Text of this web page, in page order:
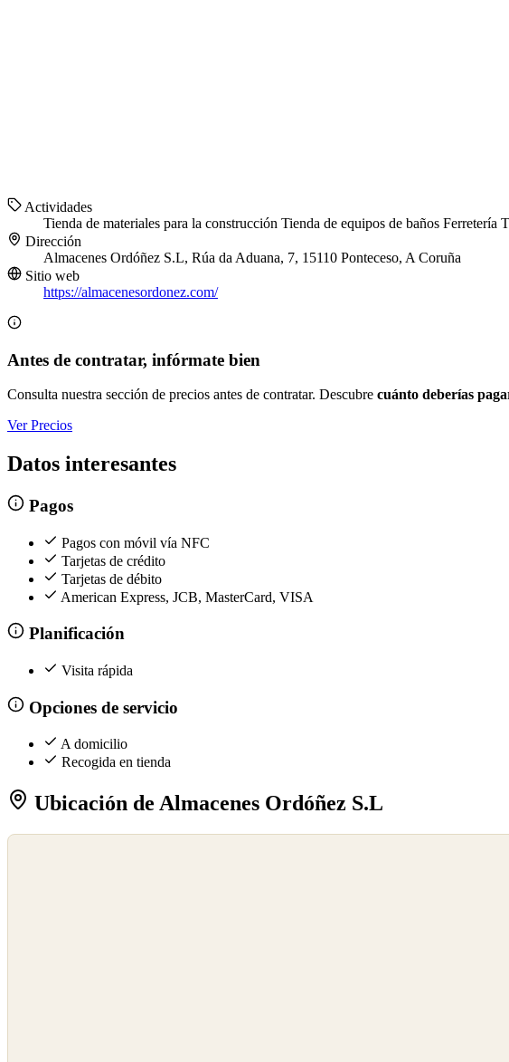
Actividades
Tienda de materiales para la construcción Tienda de equipos de baños Ferretería
Dirección
Almacenes Ordóñez S.L, Rúa da Aduana, 7, 15110 Ponteceso, A Coruña
Sitio web
https://almacenesordonez.com/
Antes de contratar, infórmate bien
Consulta nuestra sección de precios antes de contratar. Descubre cuánto deberías
Ver Precios
Datos interesantes
Pagos
Pagos con móvil vía NFC
Tarjetas de crédito
Tarjetas de débito
American Express, JCB, MasterCard, VISA
Planificación
Visita rápida
Opciones de servicio
A domicilio
Recogida en tienda
Ubicación de Almacenes Ordóñez S.L